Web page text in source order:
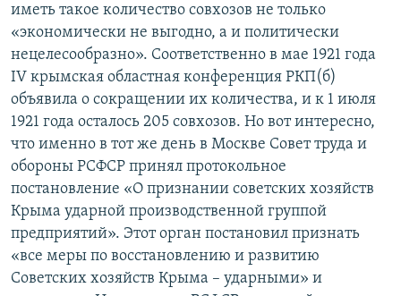
иметь такое количество совхозов не только
«экономически не выгодно, а и политически
нецелесообразно». Соответственно в мае 1921 года
IV крымская областная конференция РКП(б)
объявила о сокращении их количества, и к 1 июля
1921 года осталось 205 совхозов. Но вот интересно,
что именно в тот же день в Москве Совет труда и
обороны РСФСР принял протокольное
постановление «О признании советских хозяйств
Крыма ударной производственной группой
предприятий». Этот орган постановил признать
«все меры по восстановлению и развитию
Советских хозяйств Крыма – ударными» и